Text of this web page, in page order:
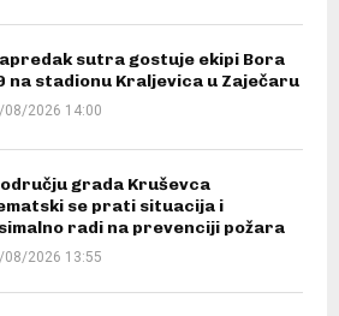
sutra gostuje ekipi Bora
na stadionu Kraljevica u Zaječaru
08/2026 14:00
grada Kruševca
se prati situacija i
radi na prevenciji požara
08/2026 13:55